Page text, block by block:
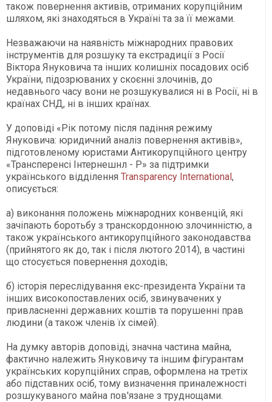
також повернення активів, отриманих корупційним
шляхом, які знаходяться в Україні та за її межами.
Незважаючи на наявність міжнародних правових
інструментів для розшуку та екстрадиції з Росії
Віктора Януковича та інших колишніх посадових осіб
України, підозрюваних у скоєнні злочинів, до
недавнього часу вони не розшукувалися ні в Росії, ні в
країнах СНД, ні в інших країнах.
У доповіді «Рік потому після падіння режиму
Януковича: юридичний аналіз повернення активів»,
підготовленому юристами Антикорупційного центру
«Трансперенсі Інтернешнл - Р» за підтримки
українського відділення Transparency International,
описується:
а) виконання положень міжнародних конвенцій, які
зачіпають боротьбу з транскордонною злочинністю, а
також українського антикорупційного законодавства
(прийнятого як до, так і після лютого 2014), в частині
що стосується повернення доходів;
б) історія переслідування екс-президента України та
інших високопоставлених осіб, звинувачених у
привласненні державних коштів та порушенні прав
людини (а також членів їх сімей).
На думку авторів доповіді, значна частина майна,
фактично належить Януковичу та іншим фігурантам
українських корупційних справ, оформлена на третіх
або підставних осіб, тому визначення приналежності
розшукуваного майна пов'язане з труднощами.